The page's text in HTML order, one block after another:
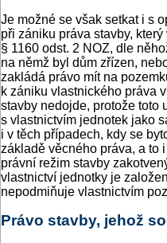
Je možné se však setkat i s
při zániku práva stavby,
§ 1160 odst. 2 NOZ, dle
na němž byl dům zřízen,
zakládá právo mít na
k zániku vlastnického práva
stavby nedojde, protože toto
s vlastnictvím jednotek jako
i v těch případech, kdy se
základě věcného práva, a to
právní režim stavby
vlastnictví jednotky je
nepodmiňuje vlastnictvím
Právo stavby, jehož